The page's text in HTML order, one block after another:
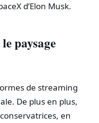
d’Elon Musk.
paysage
de streaming
De plus en plus,
en